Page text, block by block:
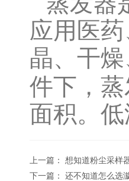
应用医
晶、干
件下，
面积。
上一篇： 想知道粉尘采样
下一篇： 还不知道怎么选